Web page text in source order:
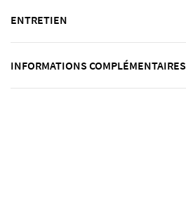
ENTRETIEN
INFORMATIONS COMPLÉMENTAIRES